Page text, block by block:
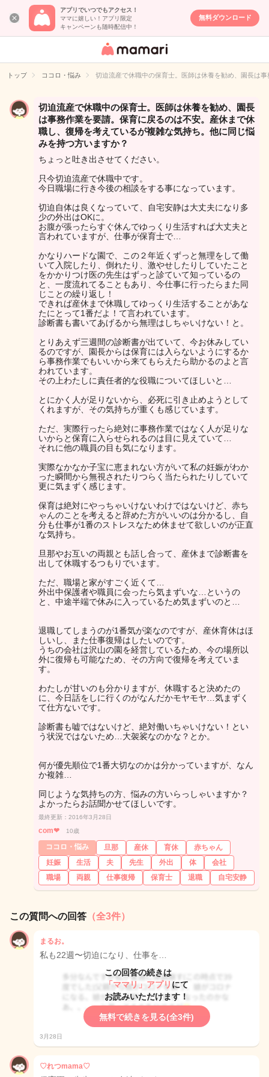
アプリでいつでもアクセス！
ママに嬉しい！アプリ限定
キャンペーンも随時配信中！
無料ダウンロード
女性専用匿名QA
イト
トップ ココロ・悩み 切迫流産で休職中の保育士。医師は休養を勧め、園長は
切迫流産で休職中の保育士。医師は休養を勧め、園長
は事務作業を要請。保育に戻るのは不安。産休まで休
職し、復帰を考えているが複雑な気持ち。他に同じ悩
みを持つ方いますか？
ちょっと吐き出させてください。
只今切迫流産で休職中です。
今日職場に行き今後の相談をする事になっています。
切迫自体は良くなっていて、自宅安静は大丈夫になり多
少の外出はOKに。
お腹が張ったらすぐ休んでゆっくり生活すれば大丈夫と
言われていますが、仕事が保育士で…
かなりハードな園で、この２年近くずっと無理をして働
いて入院したり、倒れたり、激やせしたりしていたこと
をかかりつけ医の先生はずっと診ていて知っているの
と、一度流れてることもあり、今仕事に行ったらまた同
じことの繰り返し！
できれば産休まで休職してゆっくり生活することがあな
たにとって1番だよ！て言われています。
診断書も書いてあげるから無理はしちゃいけない！と。
とりあえず三週間の診断書が出ていて、今お休みしてい
るのですが、園長からは保育には入らないようにするか
ら事務作業でもいいから来てもらえたら助かるのよと言
われています。
その上わたしに責任者的な役職についてほしいと…
とにかく人が足りないから、必死に引き止めようとして
くれますが、その気持ちが重くも感じています。
ただ、実際行ったら絶対に事務作業ではなく人が足りな
いからと保育に入らせられるのは目に見えていて…
それに他の職員の目も気になります。
実際なかなか子宝に恵まれない方がいて私の妊娠がわか
った瞬間から無視されたりつらく当たられたりしていて
更に気まずく感じます。
保育は絶対にやっちゃいけないわけではないけど、赤ち
ゃんのことを考えると辞めた方がいいのは分かるし、自
分も仕事が1番のストレスなため休ませて欲しいのが正直
な気持ち。
旦那やお互いの両親とも話し合って、産休まで診断書を
出して休職するつもりでいます。
ただ、職場と家がすごく近くて…
外出中保護者や職員に会ったら気まずいな…というの
と、中途半端で休みに入っているため気まずいのと…
退職してしまうのが1番気が楽なのですが、産休育休はほ
しいし、また仕事復帰はしたいのです。
うちの会社は沢山の園を経営しているため、今の場所以
外に復帰も可能なため、その方向で復帰を考えていま
す。
わたしが甘いのも分かりますが、休職すると決めたの
に、今日話をしに行くのがなんだかモヤモヤ…気まずく
て仕方ないです。
診断書も嘘ではないけど、絶対働いちゃいけない！とい
う状況ではないため…大袈裟なのかな？とか。
何が優先順位で1番大切なのかは分かっていますが、なん
か複雑…
同じような気持ちの方、悩みの方いらっしゃいますか？
よかったらお話聞かせてほしいです。
最終更新：2016年3月28日
com❤︎ 10歳
ココロ・悩み 旦那 産休 育休
赤ちゃん
妊娠
生活 夫 先生 外出 体
会社
職場
両親 仕事復帰 保育士 退職 自宅安静
この質問への回答 （全3件）
まるお。
私も22週〜切迫になり、仕事を…
この回答の続きは
「ママリ」アプリ にて
お読みいただけます！
無料で続きを見る(全3件)
3月28日
♡れつmama♡